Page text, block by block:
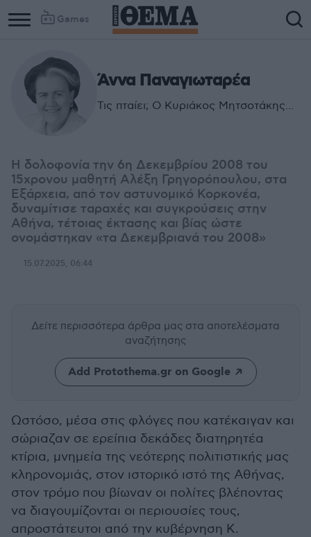
Games
Άννα Παναγιωταρέα
Τις πταίει; Ο Κυριάκος Μητσοτάκης...
Η δολοφονία την 6η Δεκεμβρίου 2008 του
15χρονου μαθητή Αλέξη Γρηγορόπουλου, στα
Εξάρχεια, από τον αστυνομικό Κορκονέα,
δυναμίτισε ταραχές και συγκρούσεις στην
Αθήνα, τέτοιας έκτασης και βίας ώστε
ονομάστηκαν «τα Δεκεμβριανά του 2008»
15.07.2025, 06:44
Δείτε περισσότερα άρθρα μας στα αποτελέσματα
αναζήτησης
Add Protothema.gr on Google
Ωστόσο, μέσα στις φλόγες που κατέκαιγαν και
σώριαζαν σε ερείπια δεκάδες διατηρητέα
κτίρια, μνημεία της νεότερης πολιτιστικής μας
κληρονομιάς, στον ιστορικό ιστό της Αθήνας,
στον τρόμο που βίωναν οι πολίτες βλέποντας
να διαγουμίζονται οι περιουσίες τους,
απροστάτευτοι από την κυβέρνηση Κ.